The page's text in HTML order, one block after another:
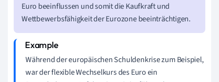
Euro beeinflussen und somit die Kaufkraft und
Wettbewerbsfähigkeit der Eurozone beeinträchtigen.
Während der europäischen Schuldenkrise zum Beispiel,
war der flexible Wechselkurs des Euro ein